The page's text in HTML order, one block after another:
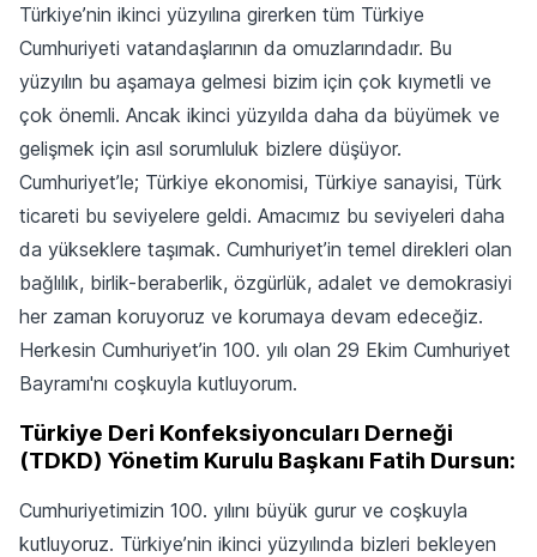
Türkiye’nin ikinci yüzyılına girerken tüm Türkiye
Cumhuriyeti vatandaşlarının da omuzlarındadır. Bu
yüzyılın bu aşamaya gelmesi bizim için çok kıymetli ve
çok önemli. Ancak ikinci yüzyılda daha da büyümek ve
gelişmek için asıl sorumluluk bizlere düşüyor.
Cumhuriyet’le; Türkiye ekonomisi, Türkiye sanayisi, Türk
ticareti bu seviyelere geldi. Amacımız bu seviyeleri daha
da yükseklere taşımak. Cumhuriyet’in temel direkleri olan
bağlılık, birlik-beraberlik, özgürlük, adalet ve demokrasiyi
her zaman koruyoruz ve korumaya devam edeceğiz.
Herkesin Cumhuriyet’in 100. yılı olan 29 Ekim Cumhuriyet
Bayramı'nı coşkuyla kutluyorum.
Türkiye Deri Konfeksiyoncuları Derneği
(TDKD) Yönetim Kurulu Başkanı Fatih Dursun:
Cumhuriyetimizin 100. yılını büyük gurur ve coşkuyla
kutluyoruz. Türkiye’nin ikinci yüzyılında bizleri bekleyen